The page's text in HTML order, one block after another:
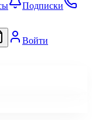
Подписки
Войти